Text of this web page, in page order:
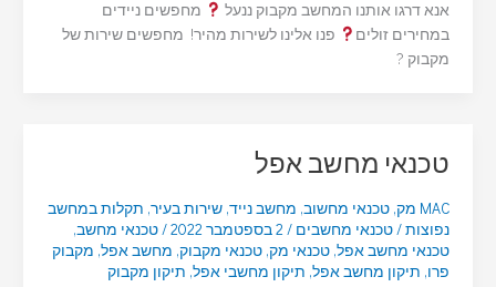
אנא דרגו אותנו המחשב מקבוק ננעל
מחפשים ניידים
במחירים זולים
פנו אלינו לשירות מהיר! מחפשים שירות של
מקבוק ?
טכנאי מחשב אפל
MAC מק , טכנאי מחשוב, מחשב נייד, שירות בעיר, תקלות במחשב
נפוצות/טכנאי מחשבים / 2 בספטמבר 2022 /טכנאי מחשב,
טכנאי מחשב אפל, טכנאי מק, טכנאי מקבוק, מחשב אפל, מקבוק
פרו, תיקון מחשב אפל, תיקון מחשבי אפל, תיקון מקבוק